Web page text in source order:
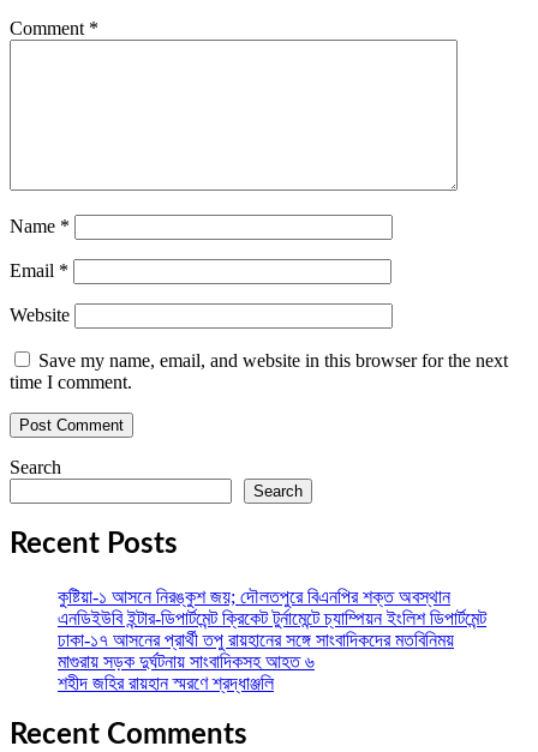
Comment *
Name *
Email *
Website
Save my name, email, and website in this browser for the next
time I comment.
Search
Search
Recent Posts
কুষ্টিয়া-১ আসনে নিরঙ্কুশ জয়; দৌলতপুরে বিএনপির শক্ত অবস্থান
এনডিইউবি ইন্টার-ডিপার্টমেন্ট ক্রিকেট টুর্নামেন্টে চ্যাম্পিয়ন ইংলিশ ডিপার্টমেন্ট
ঢাকা-১৭ আসনের প্রার্থী তপু রায়হানের সঙ্গে সাংবাদিকদের মতবিনিময়
মাগুরায় সড়ক দুর্ঘটনায় সাংবাদিকসহ আহত ৬
শহীদ জহির রায়হান স্মরণে শ্রদ্ধাঞ্জলি
Recent Comments